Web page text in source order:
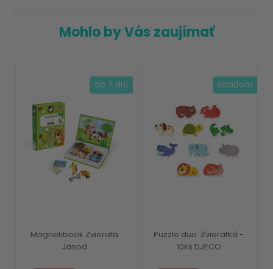
Mohlo by Vás zaujímať
Magnetibook Zvieratá
Janod
do 7 dní
Puzzle duo: Zvieratká -
10ks DJECO
skladom